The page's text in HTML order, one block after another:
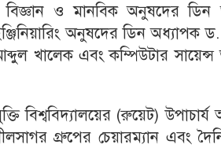
বিজ্ঞান ও মানবিক অনুষদের
অনুষদের ডিন
খালেক এবং কম্পিউটার সায়েন্স
বিশ্ববিদ্যালয়ের (রুয়েট)
গ্রুপের চেয়ারম্যান এবং